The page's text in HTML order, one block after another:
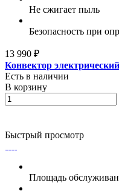
Не сжигает пыль
Безопасность при
13 990 ₽
Конвектор электрический
Есть в наличии
В корзину
Быстрый просмотр
Площадь